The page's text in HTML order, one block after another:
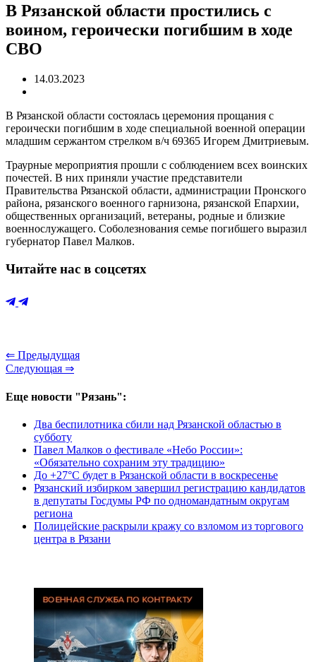
В Рязанской области простились с
воином, героически погибшим в ходе
СВО
14.03.2023
В Рязанской области состоялась церемония прощания с
героически погибшим в ходе специальной военной операции
младшим сержантом стрелком в/ч 69365 Игорем Дмитриевым.
Траурные мероприятия прошли с соблюдением всех воинских
почестей. В них приняли участие представители
Правительства Рязанской области, администрации Пронского
района, рязанского военного гарнизона, рязанской Епархии,
общественных организаций, ветераны, родные и близкие
военнослужащего. Соболезнования семье погибшего выразил
губернатор Павел Малков.
Читайте нас в соцсетях
⇐ Предыдущая
Следующая ⇒
Еще новости "Рязань":
Два беспилотника сбили над Рязанской областью в
субботу
Павел Малков о фестивале «Небо России»:
«Обязательно сохраним эту традицию»
До +27°С будет в Рязанской области в воскресенье
Рязанский избирком завершил регистрацию кандидатов
в депутаты Госдумы РФ по одномандатным округам
региона
Полицейские раскрыли кражу со взломом из торгового
центра в Рязани